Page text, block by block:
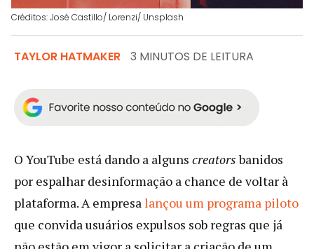
Créditos: José Castillo/ Lorenzi/ Unsplash
TAYLOR HATMAKER 3 MINUTOS DE LEITURA
O YouTube está dando a alguns creatorsbanidos
por espalhar desinformação a chance de voltar à
plataforma. A empresalançou um programa piloto
que convida usuários expulsos sob regras que já